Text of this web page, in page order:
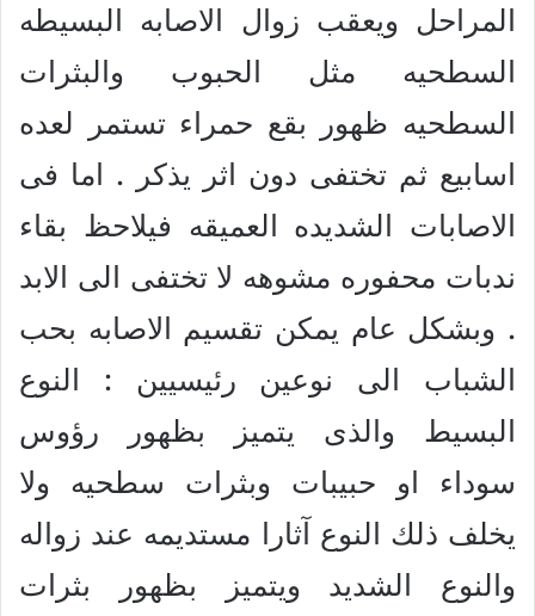
المراحل ويعقب زوال الاصابه البسيطه
السطحيه مثل الحبوب والبثرات
السطحيه ظهور بقع حمراء تستمر لعده
اسابيع ثم تختفى دون اثر يذكر . اما فى
الاصابات الشديده العميقه فيلاحظ بقاء
ندبات محفوره مشوهه لا تختفى الى الابد
. وبشكل عام يمكن تقسيم الاصابه بحب
الشباب الى نوعين رئيسيين : النوع
البسيط والذى يتميز بظهور رؤوس
سوداء او حبيبات وبثرات سطحيه ولا
يخلف ذلك النوع آثارا مستديمه عند زواله
والنوع الشديد ويتميز بظهور بثرات